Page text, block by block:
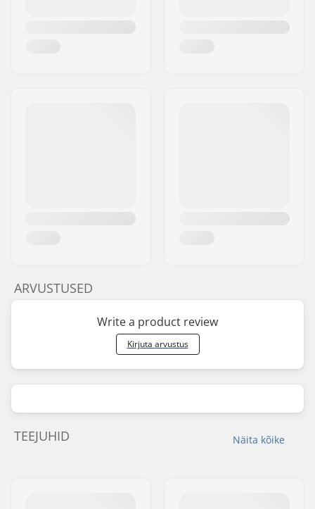
ARVUSTUSED
Write a product review
Kirjuta arvustus
Näita kõike
TEEJUHID